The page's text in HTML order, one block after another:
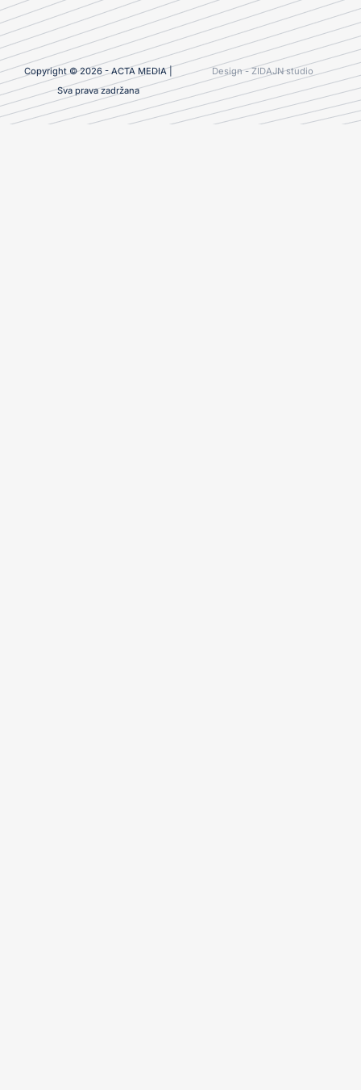
Design - ZIDAJN studio
Copyright © 2026 - ACTA MEDIA |
Sva prava zadržana